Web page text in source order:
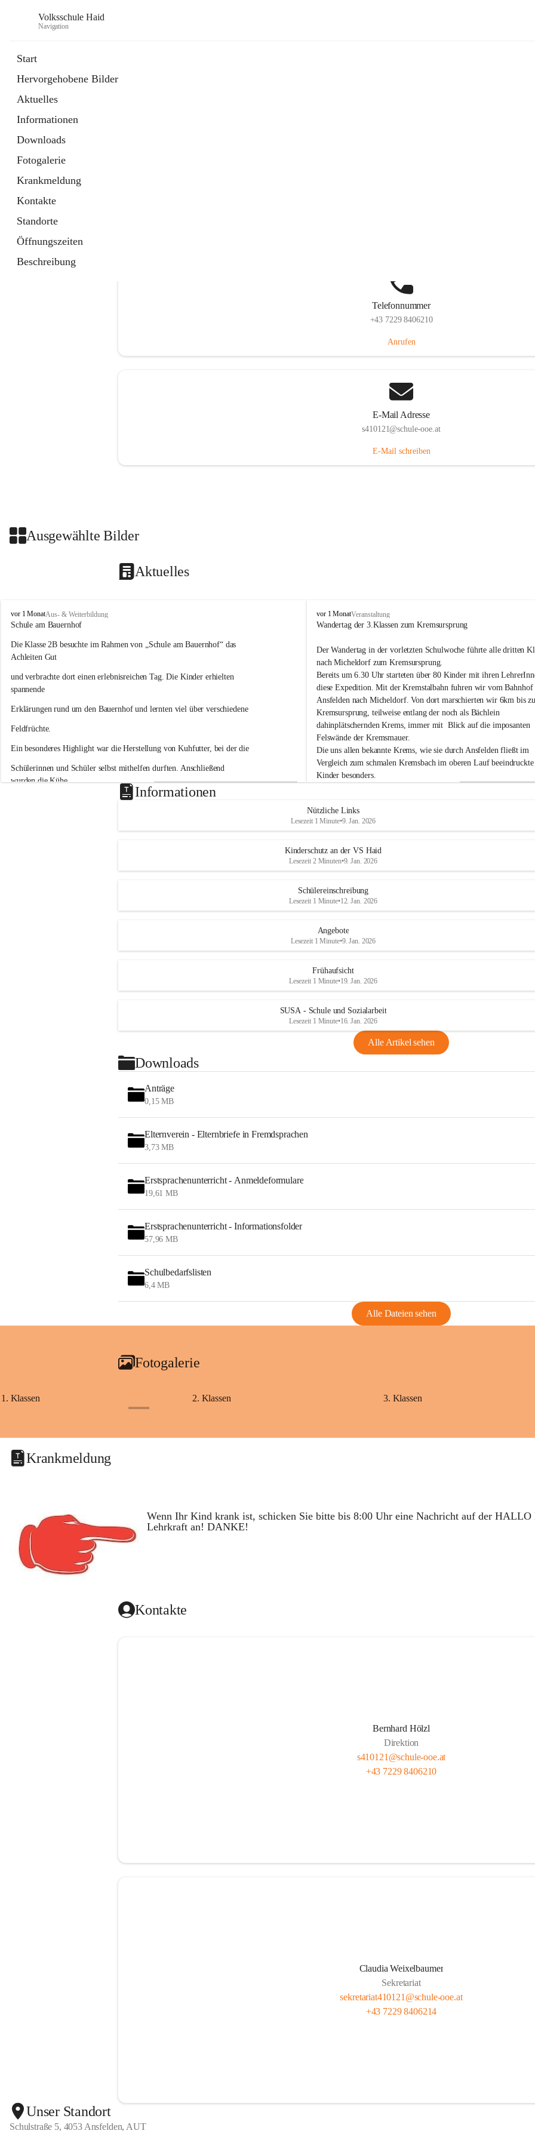
Volksschule Haid
Navigation
Start
Hervorgehobene Bilder
Aktuelles
Informationen
Downloads
Fotogalerie
Krankmeldung
Kontakte
Standorte
Öffnungszeiten
Beschreibung
Telefonnummer
+43 7229 8406210
Anrufen
E-Mail Adresse
s410121@schule-ooe.at
E-Mail schreiben
Ausgewählte Bilder
Aktuelles
V
o
k
s
c
h
l
H
a
i
d
vor 1 MonatAus- & Weiterbildung
Schule am Bauernhof
Die Klasse 2B besuchte im Rahmen von „Schule am Bauernhof“ das
Achleiten Gut
und verbrachte dort einen erlebnisreichen Tag. Die Kinder erhielten
spannende
Erklärungen rund um den Bauernhof und lernten viel über verschiedene
Feldfrüchte.
Ein besonderes Highlight war die Herstellung von Kuhfutter, bei der die
Schülerinnen und Schüler selbst mithelfen durften. Anschließend
wurden die Kühe
gefüttert und mit Heu versorgt. Auch das Buttermachen bereitete den
V
o
k
s
c
h
u
l
e
H
a
i
d
vor 1 MonatVeranstaltung
Wandertag der 3.Klassen zum Kremsursprung
Der Wandertag in der vorletzten Schulwoche führte alle dritten
nach Micheldorf zum Kremsursprung.
Bereits um 6.30 Uhr starteten über 80 Kinder mit ihren
diese Expedition. Mit der Kremstalbahn fuhren wir vom Bahnhof
Ansfelden nach Micheldorf. Von dort marschierten wir 6km bis
Kremsursprung, teilweise entlang der noch als Bächlein
dahinplätschernden Krems, immer mit  Blick auf die imposanten
Felswände der Kremsmauer.
Die uns allen bekannte Krems, wie sie durch Ansfelden fließt im
Vergleich zum schmalen Kremsbach im oberen Lauf
Kinder besonders.
Hitzewelle genossen wir alle besonders die erfrischende Kühle am
Wasser und den Schatten unter den alten Bäumen, und die Kinder
Obwohl das Thermometer schon wieder über 30° anzeigte,
wir alle rechtzeitig den Bahnhof Micheldorf und traten erschöpft
Informationen
Nützliche Links
Lesezeit 1 Minute•9. Jan. 2026
Kinderschutz an der VS Haid
Lesezeit 2 Minuten•9. Jan. 2026
Schülereinschreibung
Lesezeit 1 Minute•12. Jan. 2026
Angebote
Lesezeit 1 Minute•9. Jan. 2026
Frühaufsicht
Lesezeit 1 Minute•19. Jan. 2026
SUSA - Schule und Sozialarbeit
Lesezeit 1 Minute•16. Jan. 2026
Alle Artikel sehen
Downloads
Anträge
0,15 MB
Elternverein - Elternbriefe in Fremdsprachen
3,73 MB
Erstsprachenunterricht - Anmeldeformulare
19,61 MB
Erstsprachenunterricht - Informationsfolder
57,96 MB
Schulbedarfslisten
6,4 MB
Alle Dateien sehen
Fotogalerie
1. Klassen 2. Klassen 3. Klassen
Krankmeldung
Wenn Ihr Kind krank ist, schicken Sie bitte bis 8:00 Uhr eine Nachricht auf der HALLO
Lehrkraft an! DANKE!
Kontakte
Bernhard Hölzl
Direktion
s410121@schule-ooe.at
+43 7229 8406210
Claudia Weixelbaumer
Sekretariat
sekretariat410121@schule-ooe.at
+43 7229 8406214
Unser Standort
Schulstraße 5, 4053 Ansfelden, AUT